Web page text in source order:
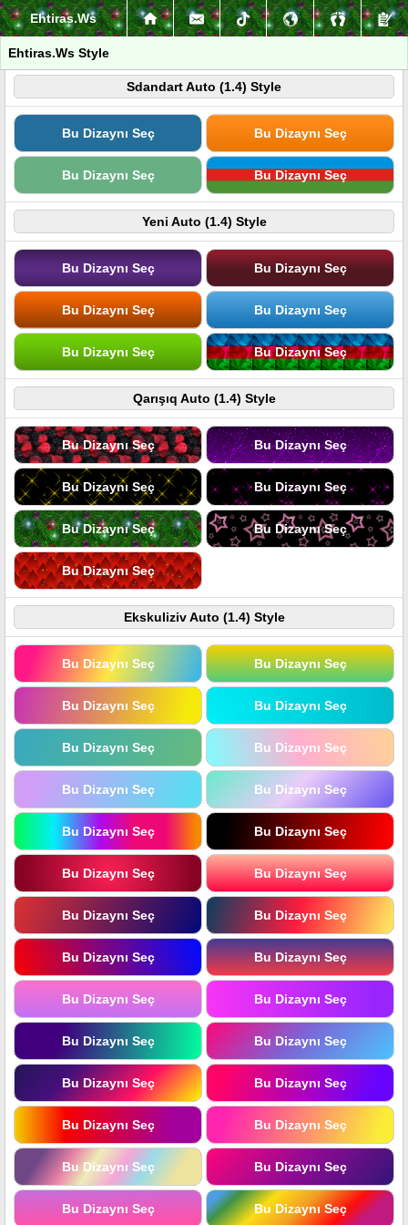
Ehtiras.Ws
Ehtiras.Ws Style
Sdandart Auto (1.4) Style
Bu Dizaynı Seç Bu Dizaynı Seç
Bu Dizaynı Seç Bu Dizaynı Seç
Yeni Auto (1.4) Style
Bu Dizaynı Seç Bu Dizaynı Seç
Bu Dizaynı Seç Bu Dizaynı Seç
Bu Dizaynı Seç Bu Dizaynı Seç
Qarışıq Auto (1.4) Style
Bu Dizaynı Seç Bu Dizaynı Seç
Bu Dizaynı Seç Bu Dizaynı Seç
Bu Dizaynı Seç Bu Dizaynı Seç
Bu Dizaynı Seç
Ekskuliziv Auto (1.4) Style
Bu Dizaynı Seç Bu Dizaynı Seç
Bu Dizaynı Seç Bu Dizaynı Seç
Bu Dizaynı Seç Bu Dizaynı Seç
Bu Dizaynı Seç Bu Dizaynı Seç
Bu Dizaynı Seç Bu Dizaynı Seç
Bu Dizaynı Seç Bu Dizaynı Seç
Bu Dizaynı Seç Bu Dizaynı Seç
Bu Dizaynı Seç Bu Dizaynı Seç
Bu Dizaynı Seç Bu Dizaynı Seç
Bu Dizaynı Seç Bu Dizaynı Seç
Bu Dizaynı Seç Bu Dizaynı Seç
Bu Dizaynı Seç Bu Dizaynı Seç
Bu Dizaynı Seç Bu Dizaynı Seç
Bu Dizaynı Seç Bu Dizaynı Seç